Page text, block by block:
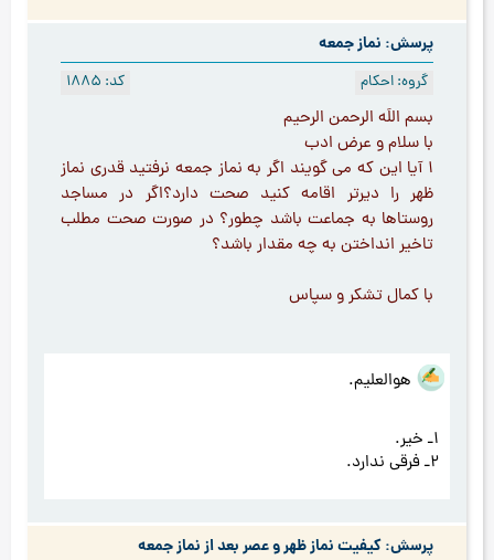
پرسش: نماز جمعه
کد: 1885 گروه: احکام
بسم اللَه الرحمن الرحیم
با سلام و عرض ادب
1 آیا این که می گویند اگر به نماز جمعه نرفتید قدری نماز
ظهر را دیرتر اقامه کنید صحت دارد؟اگر در مساجد
روستاها به جماعت باشد چطور؟ در صورت صحت مطلب
تاخیر انداختن به چه مقدار باشد؟
با کمال تشکر و سپاس
هوالعلیم.
1ـ خیر.
2ـ فرقی ندارد.
پرسش: کیفیت نماز ظهر و عصر بعد از نماز جمعه